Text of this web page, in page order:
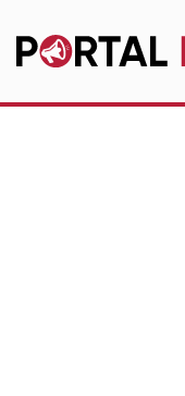
Pular